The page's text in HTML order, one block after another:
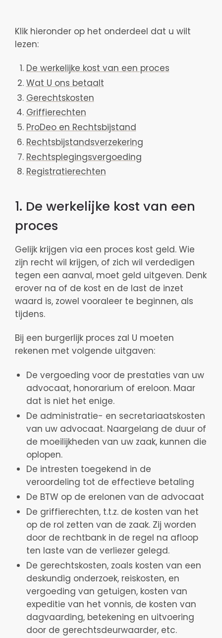
Klik hieronder op het onderdeel dat u wilt
lezen:
De werkelijke kost van een proces
Wat U ons betaalt
Gerechtskosten
Griffierechten
ProDeo en Rechtsbijstand
Rechtsbijstandsverzekering
Rechtsplegingsvergoeding
Registratierechten
1. De werkelijke kost van een
proces
Gelijk krijgen via een proces kost geld. Wie
zijn recht wil krijgen, of zich wil verdedigen
tegen een aanval, moet geld uitgeven. Denk
erover na of de kost en de last de inzet
waard is, zowel vooraleer te beginnen, als
tijdens.
Bij een burgerlijk proces zal U moeten
rekenen met volgende uitgaven:
De vergoeding voor de prestaties van uw
advocaat, honorarium of ereloon. Maar
dat is niet het enige.
De administratie- en secretariaatskosten
van uw advocaat. Naargelang de duur of
de moeilijkheden van uw zaak, kunnen die
oplopen.
De intresten toegekend in de
veroordeling tot de effectieve betaling
De BTW op de erelonen van de advocaat
De griffierechten, t.t.z. de kosten van het
op de rol zetten van de zaak. Zij worden
door de rechtbank in de regel na afloop
ten laste van de verliezer gelegd.
De gerechtskosten, zoals kosten van een
deskundig onderzoek, reiskosten, en
vergoeding van getuigen, kosten van
expeditie van het vonnis, de kosten van
dagvaarding, betekening en uitvoering
door de gerechtsdeurwaarder, etc.